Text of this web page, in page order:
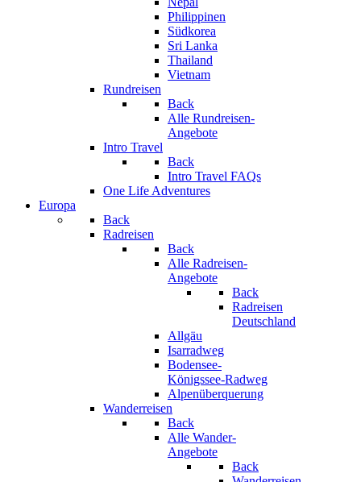
Philippinen
Südkorea
Sri Lanka
Thailand
Vietnam
Rundreisen
Back
Alle Rundreisen-
Angebote
Intro Travel
Back
Intro Travel FAQs
One Life Adventures
Europa
Back
Radreisen
Back
Alle Radreisen-
Angebote
Back
Radreisen
Deutschland
Allgäu
Isarradweg
Bodensee-
Königssee-Radweg
Alpenüberquerung
Wanderreisen
Back
Alle Wander-
Angebote
Back